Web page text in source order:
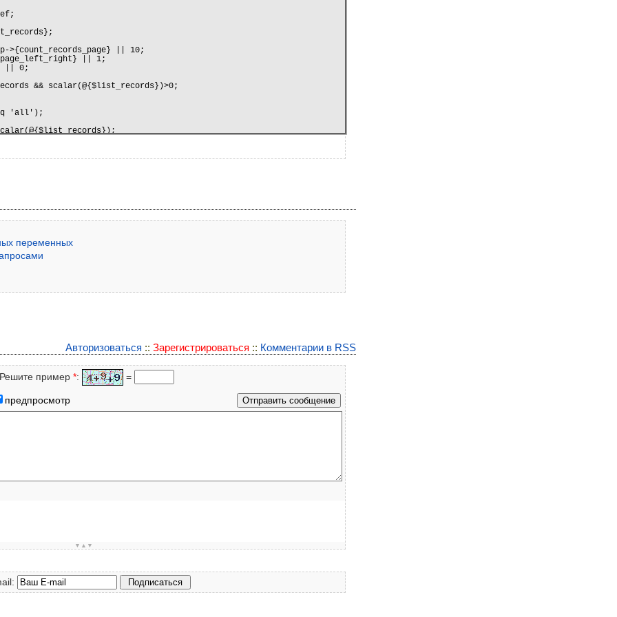
переменных
Авторизоваться :: Зарегистрироваться :: Комментарии в RSS
пример *: =
предпросмотр
▼▲▼